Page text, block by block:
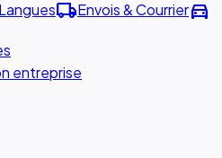
local_shippingEnvois & Courrierdirections_car
entreprise